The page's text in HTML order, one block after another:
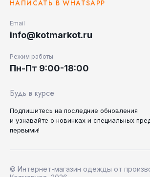
НАПИСАТЬ В WHATSAPP
Email
info@kotmarkot.ru
Режим работы
Пн-Пт 9:00-18:00
Будь в курсе
Подпишитесь на последние обновления
и узнавайте о новинках и специальных
первыми!
© Интернет-магазин одежды от